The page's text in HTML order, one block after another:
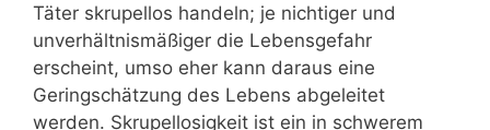
Täter skrupellos handeln; je nichtiger und
unverhältnismäßiger die Lebensgefahr
erscheint, umso eher kann daraus eine
Geringschätzung des Lebens abgeleitet
werden. Skrupellosigkeit ist ein in schwerem